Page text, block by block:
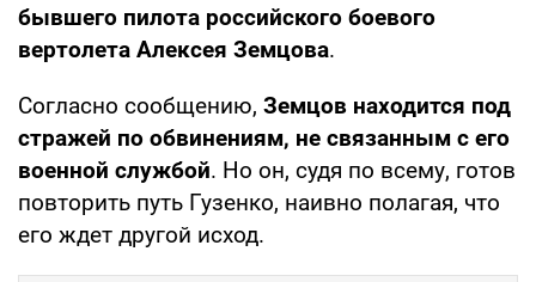
бывшего пилота российского боевого
вертолета Алексея Земцова.
Согласно сообщению, Земцов находится под
стражей по обвинениям, не связанным с его
военной службой. Но он, судя по всему, готов
повторить путь Гузенко, наивно полагая, что
его ждет другой исход.